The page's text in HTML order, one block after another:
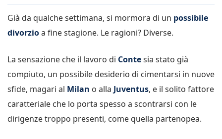
Già da qualche settimana, si mormora di un possibile
divorzioa fine stagione. Le ragioni? Diverse.
La sensazione che il lavoro di Contesia stato già
compiuto, un possibile desiderio di cimentarsi in nuove
sfide, magari al Milan o alla Juventus, e il solito fattore
caratteriale che lo porta spesso a scontrarsi con le
dirigenze troppo presenti, come quella partenopea.